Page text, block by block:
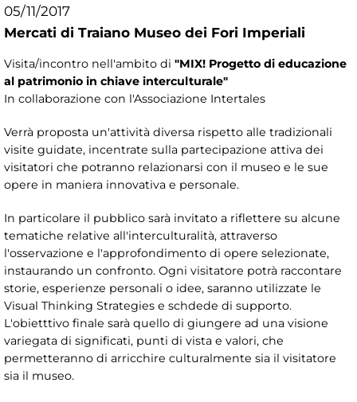
05/11/2017
Mercati di Traiano Museo dei Fori Imperiali
Visita/incontro nell'ambito di "MIX! Progetto di educazione
al patrimonio in chiave interculturale"
In collaborazione con l'Associazione Intertales
Verrà proposta un'attività diversa rispetto alle tradizionali
visite guidate, incentrate sulla partecipazione attiva dei
visitatori che potranno relazionarsi con il museo e le sue
opere in maniera innovativa e personale.
In particolare il pubblico sarà invitato a riflettere su alcune
tematiche relative all'interculturalità, attraverso
l'osservazione e l'approfondimento di opere selezionate,
instaurando un confronto. Ogni visitatore potrà raccontare
storie, esperienze personali o idee, saranno utilizzate le
Visual Thinking Strategies e schdede di supporto.
L'obietttivo finale sarà quello di giungere ad una visione
variegata di significati, punti di vista e valori, che
permetteranno di arricchire culturalmente sia il visitatore
sia il museo.